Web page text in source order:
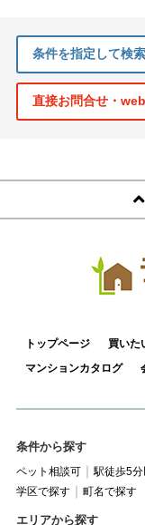
条件を指定して検
直接お問合せ・
トップページ 買いた
マンションカタログ
条件から探す
ペット相談可 駅徒歩5分
学区で探す
町名で探す
エリアから探す